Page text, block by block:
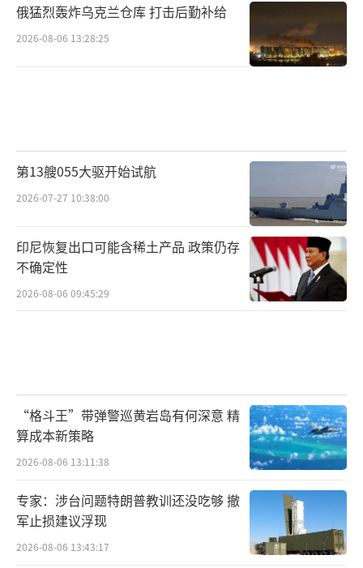
俄猛烈轰炸乌克兰仓库 打击后勤补给
2026-08-06 13:28:25
第13艘055大驱开始试航
2026-07-27 10:38:00
印尼恢复出口可能含稀土产品 政策仍存
不确定性
2026-08-06 09:45:29
“格斗王”带弹警巡黄岩岛有何深意 精
算成本新策略
2026-08-06 13:11:38
专家：涉台问题特朗普教训还没吃够 撤
军止损建议浮现
2026-08-06 13:43:17